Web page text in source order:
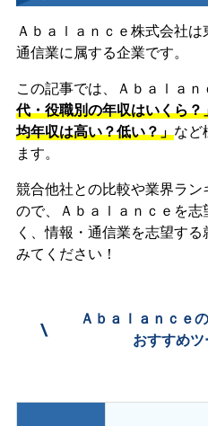
Ａｂａｌａｎｃｅ株式会社は
通信業に属する企業です。
この記事では、Ａｂａｌａｎ
代・役職別の年収はいくら
均年収は高い？低い？」など
ます。
競合他社との比較や業界ラ
ので、Ａｂａｌａｎｃｅを
く、情報・通信業を志望す
みてください！
\
Ａｂａｌａｎｃｅ
おすすめツ